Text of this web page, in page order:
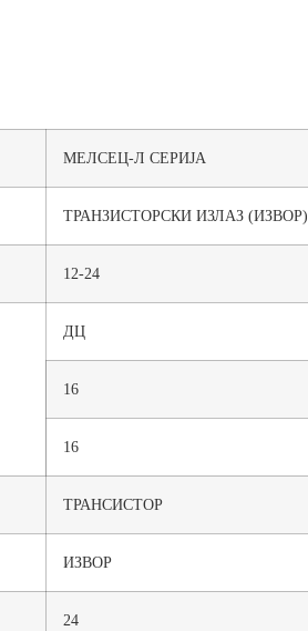
МЕЛСЕЦ-Л СЕРИЈА
ТРАНЗИСТОРСКИ ИЗЛАЗ (ИЗВОР)
12-24
ДЦ
16
16
ТРАНСИСТОР
ИЗВОР
24